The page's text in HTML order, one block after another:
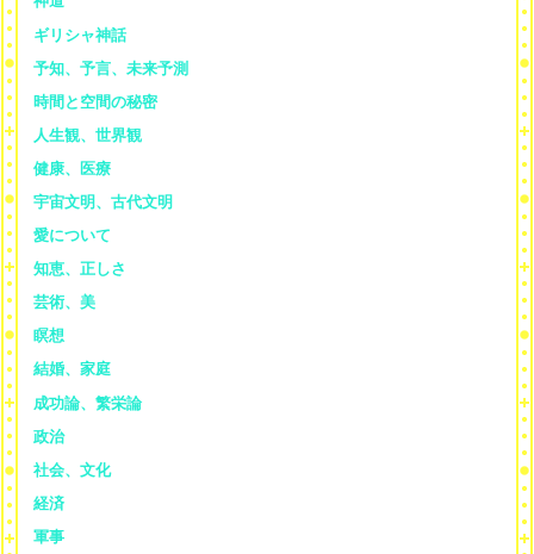
ギリシャ神話
予知、予言、未来予測
時間と空間の秘密
人生観、世界観
健康、医療
宇宙文明、古代文明
愛について
知恵、正しさ
芸術、美
瞑想
結婚、家庭
成功論、繁栄論
政治
社会、文化
経済
軍事